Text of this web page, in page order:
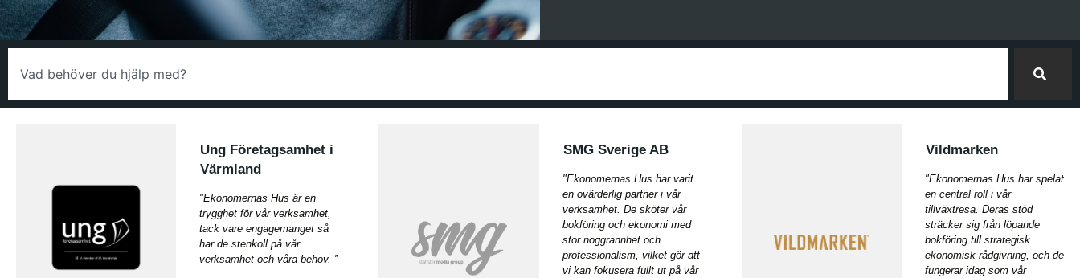
Ung Företagsamhet i
Värmland
"Ekonomernas Hus är en
trygghet för vår verksamhet,
tack vare engagemanget så
har de stenkoll på vår
verksamhet och våra behov. "
SMG Sverige AB
"Ekonomernas Hus har varit
en ovärderlig partner i vår
verksamhet. De sköter vår
bokföring och ekonomi med
stor noggrannhet och
professionalism, vilket gör att
vi kan fokusera fullt ut på vår
Vildmarken
"Ekonomernas Hus har spelat
en central roll i vår
tillväxtresa. Deras stöd
sträcker sig från löpande
bokföring till strategisk
ekonomisk rådgivning, och de
fungerar idag som vår